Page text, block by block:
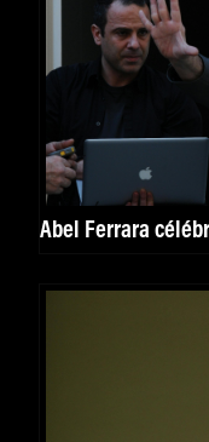
Abel Ferrara